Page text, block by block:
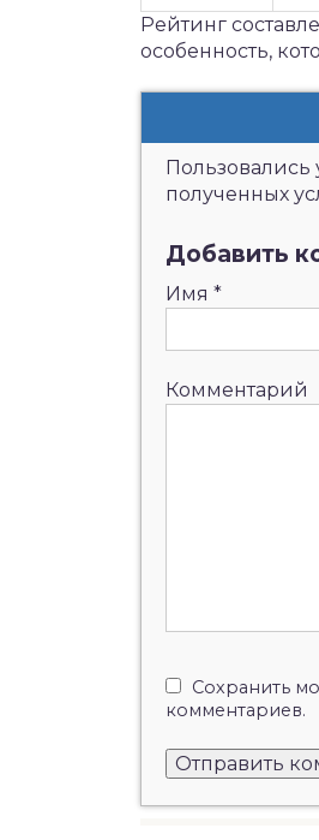
Рейтинг
особенность,
Пользовались
полученных
Добавить
Имя *
Комментарий
Сохранить
комментариев.